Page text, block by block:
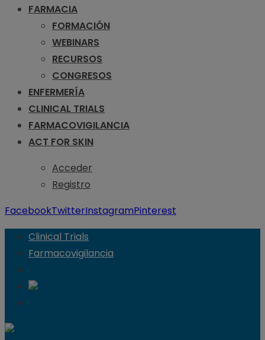
FARMACIA
FORMACIÓN
WEBINARS
RECURSOS
CONGRESOS
ENFERMERÍA
CLINICAL TRIALS
FARMACOVIGILANCIA
ACT FOR SKIN
Acceder
Registro
FacebookTwitterInstagramPinterest
Clinical Trials
Farmacovigilancia